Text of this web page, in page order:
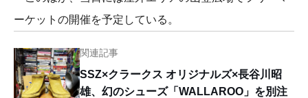
ーケットの開催を予定している。
関連記事
SSZ×クラークス オリジナルズ×長谷川昭
雄、幻のシューズ「WALLAROO」を別注